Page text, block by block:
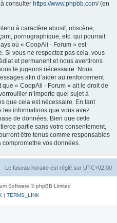
consulter https://www.phpbb.com/(en
à caractère abusif, obscène,
pornographique, etc. qui pourrait
où « CoopAli - Forum » est
Si vous ne respectez pas cela, vous
et permanent et nous avertirons
le jugeons nécessaire. Nous
afin d’aider au renforcement
« CoopAli - Forum » ait le droit de
n’importe quel sujet à
que cela est nécessaire. En tant
les informations que vous avez
de données. Bien que cette
partie sans votre consentement,
être tenus comme responsables
vos données.
Le fuseau horaire est réglé sur UTC+02:00
Software © phpBB Limited
| TERMS_LINK